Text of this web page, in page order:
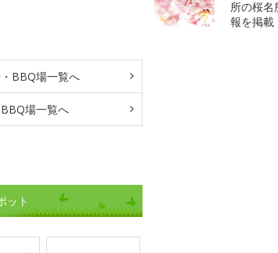
BBQ場一覧へ
場一覧へ
ット
所の桜名
報を掲載